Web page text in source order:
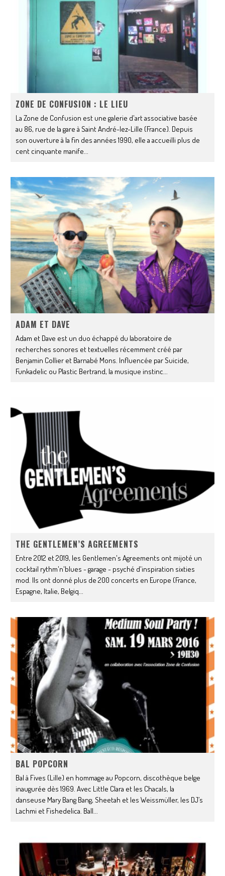
ZONE DE CONFUSION : LE LIEU
La Zone de Confusion est une galerie d'art associative basée
au 86, rue de la gare à Saint André-lez-Lille (France). Depuis
son ouverture à la fin des années 1990, elle a accueilli plus de
cent cinquante manife...
ADAM ET DAVE
Adam et Dave est un duo échappé du laboratoire de
recherches sonores et textuelles récemment créé par
Benjamin Collier et Barnabé Mons. Influencée par Suicide,
Funkadelic ou Plastic Bertrand, la musique instinc
THE GENTLEMEN’S AGREEMENTS
Entre 2012 et 2019, les Gentlemen's Agreements​ ont mijoté un
cocktail rythm'n'blues - garage - psyché d'inspiration sixties
mod. Ils ont donné plus de 200 concerts en Europe (France,
Espagne, Italie, Belgiq...
BAL POPCORN
Bal à Fives (Lille) en hommage au Popcorn, discothèque belge
inaugurée dès 1969. Avec Little Clara et les Chacals, la
danseuse Mary Bang Bang, Sheetah et les Weissmüller, les DJ’s
Lachmi et Fishedelica. Ball...